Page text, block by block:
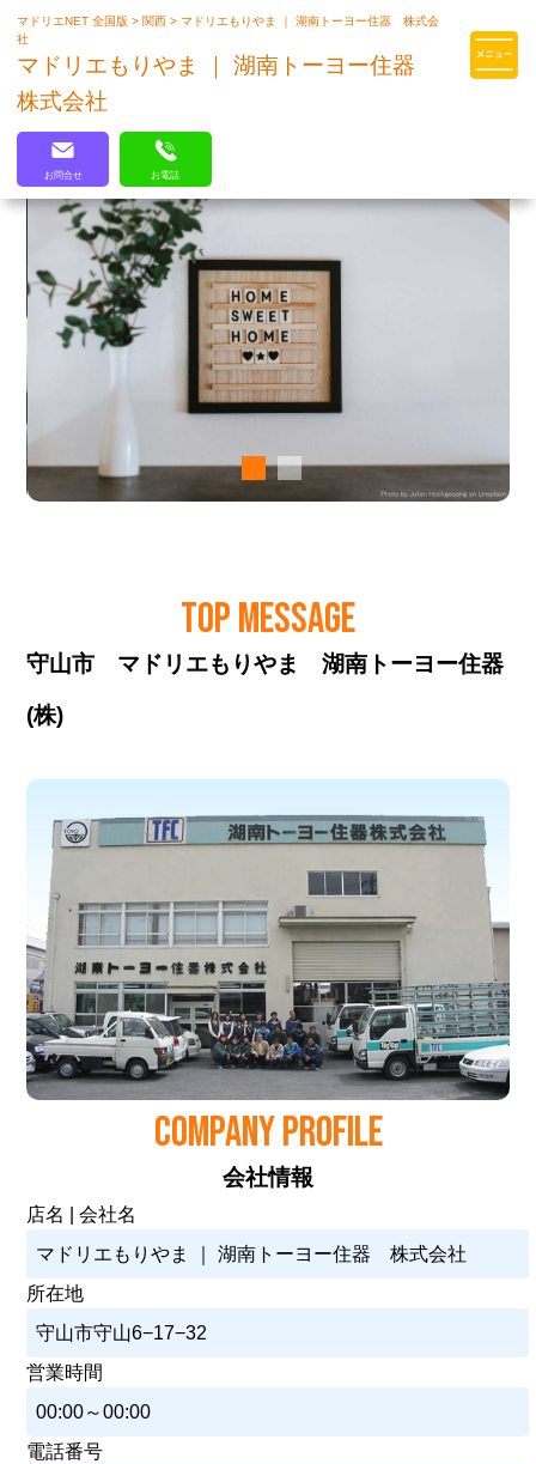
マドリエはLIXILの厳しい基準を
マドリエNET 全国版> 関西>マドリエもりやま ｜ 湖南トーヨー住器 株式会
社
マドリエもりやま ｜ 湖南トーヨー住器
株式会社
お問合せ お電話
TOP MESSAGE
守山市 マドリエもりやま 湖南トーヨー住器
(株)
COMPANY PROFILE
会社情報
店名 | 会社名
マドリエもりやま ｜ 湖南トーヨー住器 株式会社
所在地
守山市守山6−17−32
営業時間
00:00～00:00
電話番号